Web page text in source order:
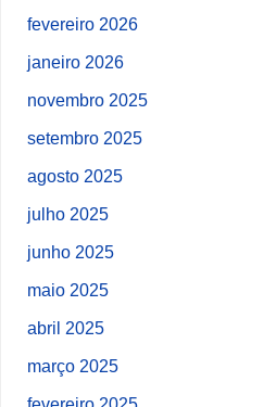
fevereiro 2026
janeiro 2026
novembro 2025
setembro 2025
agosto 2025
julho 2025
junho 2025
maio 2025
abril 2025
março 2025